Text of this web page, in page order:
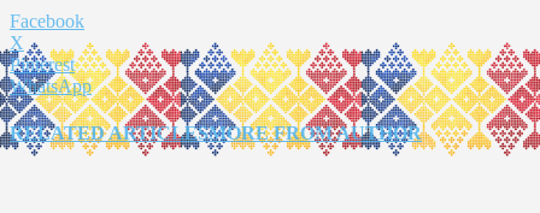
Facebook
X
Pinterest
WhatsApp
RELATED ARTICLESMORE FROM AUTHOR